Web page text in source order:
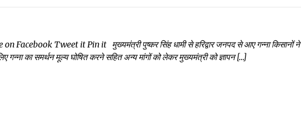
Tweet it Pin it मुख्यमंत्री पुष्कर सिंह धामी से हरिद्वार जनपद से आए गन्ना किसानों ने
का समर्थन मूल्य घोषित करने सहित अन्य मांगों को लेकर मुख्यमंत्री को ज्ञापन […]